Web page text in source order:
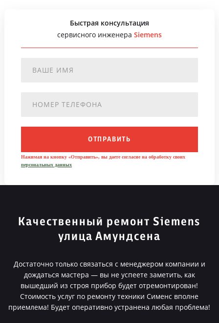
Быстрая консультация
сервисного инженера Siemens
ОТПРАВИТЬ
Нажимая на кнопку «Отправить», вы даете согласие на обработку своих
персональных данных
Качественный ремонт Siemens
улица Амундсена
Достаточно только связаться с менеджером компании и
дождаться мастера — вы не успеете заметить, как
вышедший из строя прибор будет отремонтирован!
Стоимость услуг по ремонту техники Сименс вполне
приемлема! Будет оперативно устранена любая проблема!